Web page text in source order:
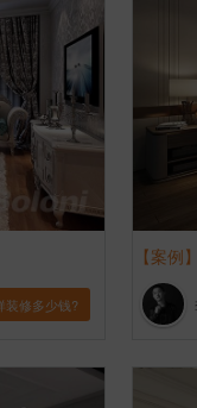
装修多少钱?
【案例